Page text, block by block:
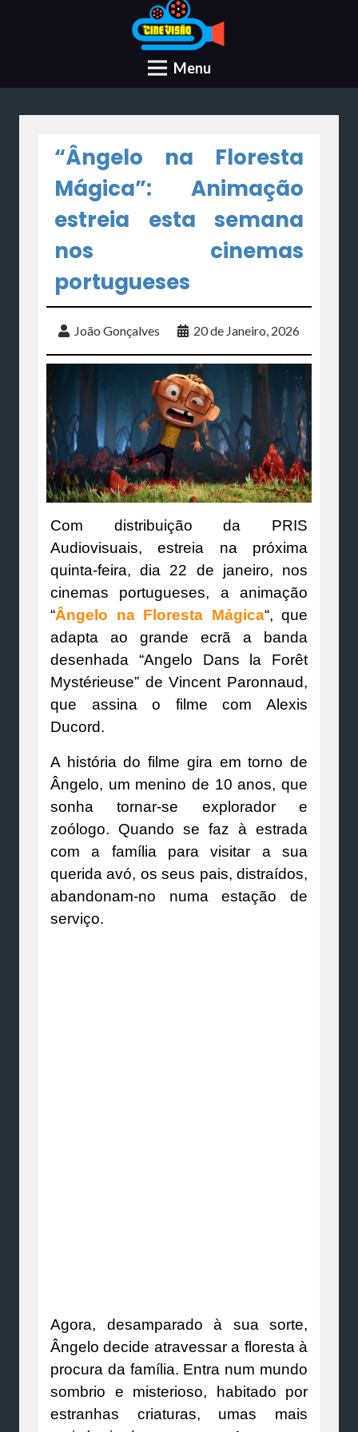
Menu
“Ângelo na Floresta
Mágica”: Animação
estreia esta semana
nos cinemas
portugueses
João Gonçalves 20 de Janeiro, 2026
Com distribuição da PRIS
Audiovisuais, estreia na próxima
quinta-feira, dia 22 de janeiro, nos
cinemas portugueses, a animação
“Ângelo na Floresta Mágica“, que
adapta ao grande ecrã a banda
desenhada “Angelo Dans la Forêt
Mystérieuse” de Vincent Paronnaud,
que assina o filme com Alexis
Ducord.
A história do filme gira em torno de
Ângelo, um menino de 10 anos, que
sonha tornar-se explorador e
zoólogo. Quando se faz à estrada
com a família para visitar a sua
querida avó, os seus pais, distraídos,
abandonam-no numa estação de
serviço.
Agora, desamparado à sua sorte,
Ângelo decide atravessar a floresta à
procura da família. Entra num mundo
sombrio e misterioso, habitado por
estranhas criaturas, umas mais